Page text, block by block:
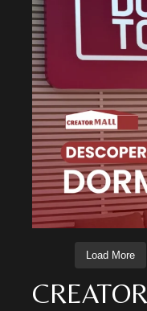
Load More